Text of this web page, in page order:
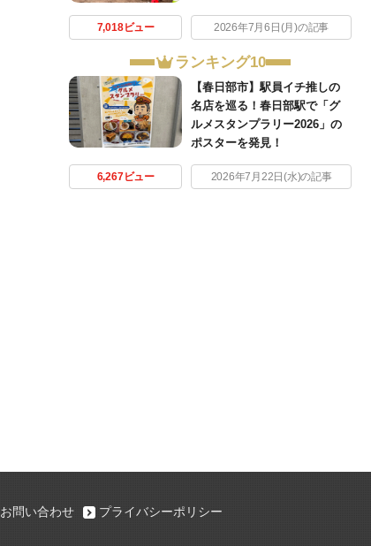
7,018ビュー 2026年7月6日(月)の記事
ランキング10
【春日部市】駅員イチ推しの
名店を巡る！春日部駅で「グ
ルメスタンプラリー2026」の
ポスターを発見！
6,267ビュー 2026年7月22日(水)の記事
お問い合わせ
プライバシーポリシー